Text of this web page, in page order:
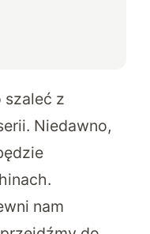
szaleć z
Niedawno,
nam